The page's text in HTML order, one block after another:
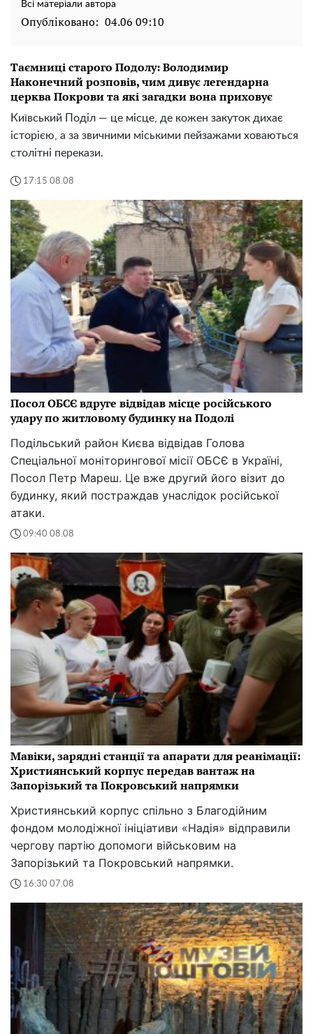
Всі матеріали автора
Опубліковано: 04.06 09:10
Таємниці старого Подолу: Володимир
Наконечний розповів, чим дивує легендарна
церква Покрови та які загадки вона приховує
Київський Поділ — це місце, де кожен закуток дихає
історією, а за звичними міськими пейзажами ховаються
столітні перекази.
17:15 08.08
Посол ОБСЄ вдруге відвідав місце російського
удару по житловому будинку на Подолі
Подільський район Києва відвідав Голова
Спеціальної моніторингової місії ОБСЄ в Україні,
Посол Петр Мареш. Це вже другий його візит до
будинку, який постраждав унаслідок російської
атаки.
09:40 08.08
Мавіки, зарядні станції та апарати для реанімації:
Християнський корпус передав вантаж на
Запорізький та Покровський напрямки
Християнський корпус спільно з Благодійним
фондом молодіжної ініціативи «Надія» відправили
чергову партію допомоги військовим на
Запорізький та Покровський напрямки.
16:30 07.08